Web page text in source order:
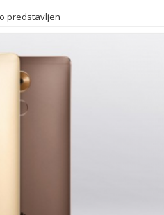
predstavljen